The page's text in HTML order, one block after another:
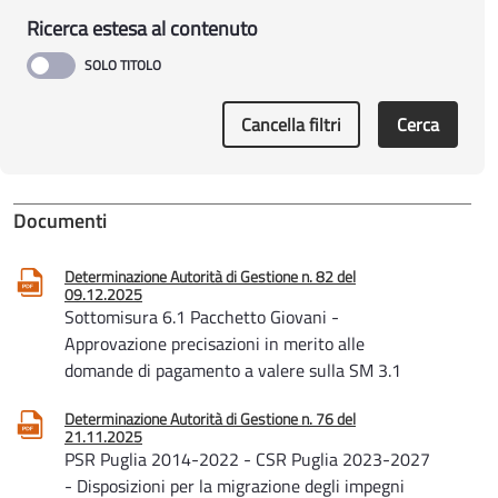
Ricerca estesa al contenuto
Cancella filtri Cerca
Documenti
Determinazione Autorità di Gestione n. 82 del
09.12.2025
Sottomisura 6.1 Pacchetto Giovani -
Approvazione precisazioni in merito alle
domande di pagamento a valere sulla SM 3.1
Determinazione Autorità di Gestione n. 76 del
21.11.2025
PSR Puglia 2014-2022 - CSR Puglia 2023-2027
- Disposizioni per la migrazione degli impegni